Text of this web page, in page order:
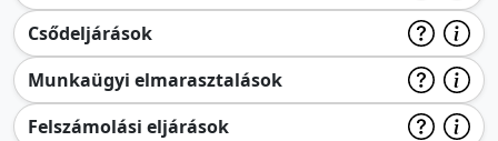
Csődeljárások
Munkaügyi elmarasztalások
Felszámolási eljárások